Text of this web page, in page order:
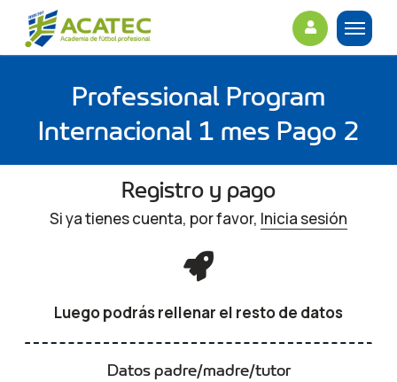
Professional Program
Internacional 1 mes Pago 2
Registro y pago
Si ya tienes cuenta, por favor, Inicia sesión
Luego podrás rellenar el resto de datos
Datos padre/madre/tutor